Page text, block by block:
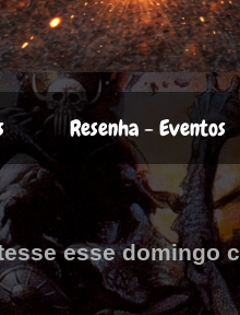
Resenha - Eventos
esse domingo